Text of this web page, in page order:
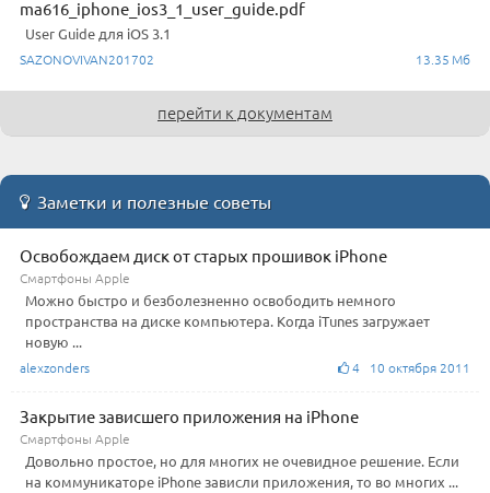
ma616_iphone_ios3_1_user_guide.pdf
User Guide для iOS 3.1
SAZONOVIVAN201702 13.35 Мб
перейти к документам
Заметки и полезные советы
Освобождаем диск от старых прошивок iPhone
Смартфоны Apple
Можно быстро и безболезненно освободить немного
пространства на диске компьютера. Когда iTunes загружает
новую ...
alexzonders 4 10 октября 2011
Закрытие зависшего приложения на iPhone
Смартфоны Apple
Довольно простое, но для многих не очевидное решение. Если
на коммуникаторе iPhone зависли приложения, то во многих ...